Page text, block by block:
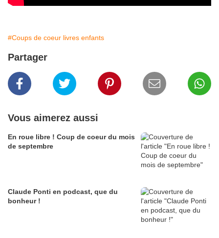
#Coups de coeur livres enfants
Partager
Vous aimerez aussi
En roue libre ! Coup de coeur du mois
de septembre
Claude Ponti en podcast, que du
bonheur !